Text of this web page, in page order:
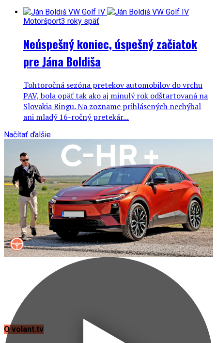
Motoršport3 roky späť
Neúspešný koniec, úspešný začiatok
pre Jána Boldiša
Tohtoročná sezóna pretekov automobilov do vrchu
PAV, bola opäť tak ako aj minulý rok odštartovaná na
Slovakia Ringu. Na zozname prihlásených nechýbal
ani mladý 16-ročný pretekár...
Načítať ďalšie
O volant.tv